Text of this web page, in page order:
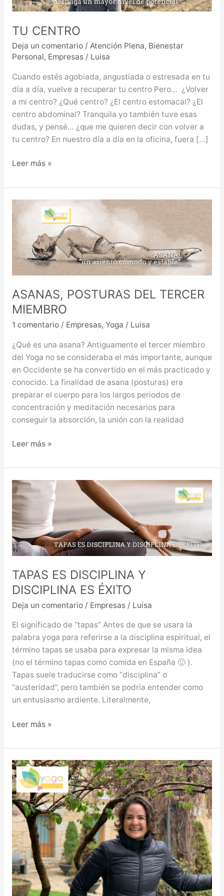
TU CENTRO
Deja un comentario / Atención Plena, Bienestar
Personal, Empresas/ Luisa
Cuando estés agobiada, angustiada o estresada en tu
día a día, vuelve a recuperar tu centro Pero… ¿Volver
a mi centro? ¿Qué centro? ¿El centro estomacal? ¿El
centro abdominal? Tranquila yo también tuve esas
dudas, y pensé… ¿que me quieren decir con volver a
tu centro? En nuestro día a día en la oficina, fuera […]
Leer más »
ASANAS, POSTURAS DEL TERCER
MIEMBRO
1 comentario / Empresas, Yoga / Luisa
¿Qué es una asana? Antiguamente el tercer miembro
del Yoga no se consideraba el más importante, aunque
en Occidente se ha convertido en el más practicado y
conocido. La finalidad de asana (posturas) era
preparar el cuerpo para los largos periodos de
concentración y meditación necesarios para
conseguir la absorción, la unión con la realidad
ASANAS,
POSTURAS
TERCER
MIEMBRO
Leer más »
TAPAS ES DISCIPLINA Y
DISCIPLINA ES ÉXITO
Deja un comentario / Empresas/ Luisa
El significado de “tapas” Antes de que se usara la
palabra yoga para referirse a la disciplina espiritual, el
término tapas se usaba para expresar la misma idea
(no el término tapas como comida en España 🙂 ).
Tapas suele traducirse como “disciplina” o
“austeridad”, pero también se podría entender como
un entusiasmo ardiente. Literalmente,
TAPAS
ES
DISCIPLINA
Y
DISCIPLINA
ES
Leer más »
BRAHMACHARYA,
EL
USO
CORRECTO
DE
ENERGÍA.